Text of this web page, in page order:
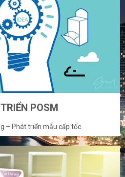
POSM
– Phát triển mẫu cấp tốc